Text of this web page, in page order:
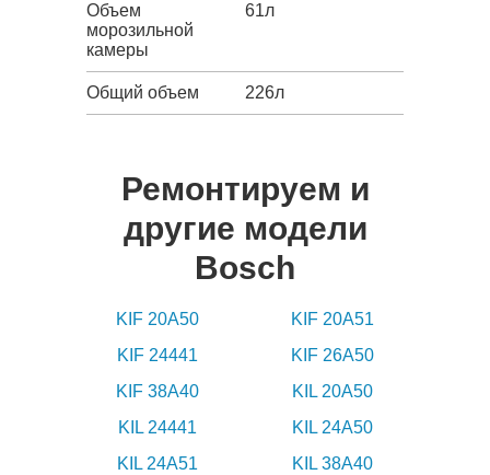
Объем
морозильной
камеры
61л
Общий объем 226л
Ремонтируем и
другие модели
Bosch
KIF 20A50
KIF 20A51
KIF 24441
KIF 26A50
KIF 38A40
KIL 20A50
KIL 24441
KIL 24A50
KIL 24A51
KIL 38A40